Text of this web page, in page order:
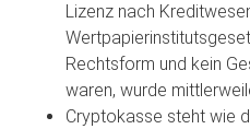
Lizenz nach
Rechtsform und kein
waren, wurde
Cryptokasse steht wie